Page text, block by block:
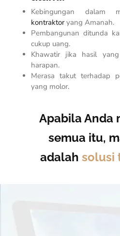
Kebingungan dalam
kontraktoryang Amanah.
Pembangunan ditunda
cukup uang.
Khawatir jika hasil
harapan.
Merasa takut terhadap
yang molor.
Apabila Anda
semua itu,
adalah solusi